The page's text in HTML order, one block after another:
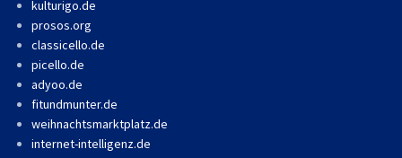
kulturigo.de
prosos.org
classicello.de
picello.de
adyoo.de
fitundmunter.de
weihnachtsmarktplatz.de
internet-intelligenz.de